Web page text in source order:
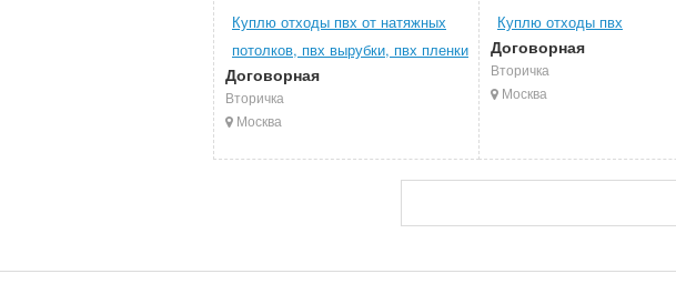
Куплю отходы пвх от натяжных
потолков, пвх вырубки, пвх пленки
Договорная
Вторичка
Москва
Куплю отходы пвх
Договорная
Вторичка
Москва